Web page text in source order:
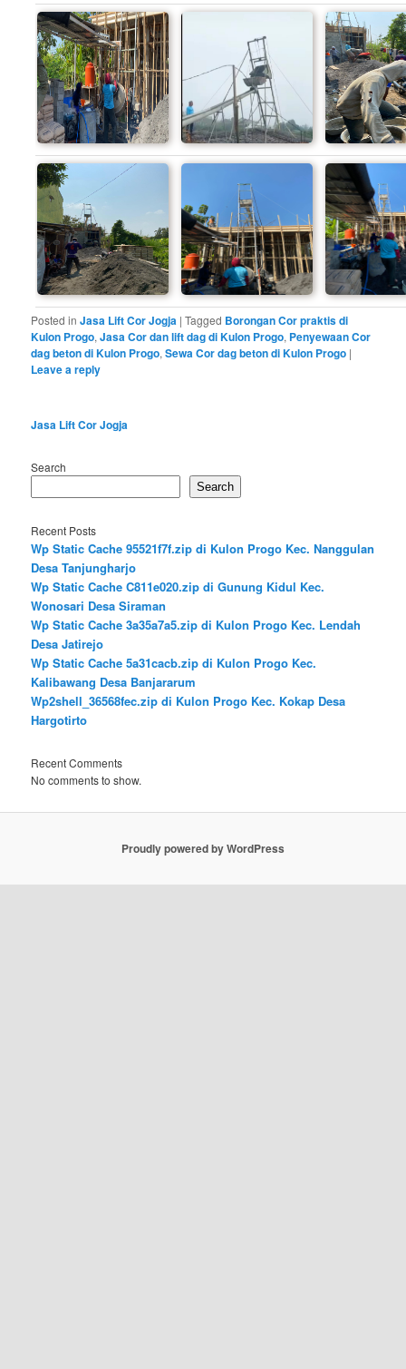
Posted in Jasa Lift Cor Jogja |Tagged Borongan Cor praktis di
Kulon Progo,Jasa Cor dan lift dag di Kulon Progo, Penyewaan Cor
dag beton di Kulon Progo,Sewa Cor dag beton di Kulon Progo |
Leave a reply
Jasa Lift Cor Jogja
Search
Search
Recent Posts
Wp Static Cache 95521f7f.zip di Kulon Progo Kec. Nanggulan
Desa Tanjungharjo
Wp Static Cache C811e020.zip di Gunung Kidul Kec.
Wonosari Desa Siraman
Wp Static Cache 3a35a7a5.zip di Kulon Progo Kec. Lendah
Desa Jatirejo
Wp Static Cache 5a31cacb.zip di Kulon Progo Kec.
Kalibawang Desa Banjararum
Wp2shell_36568fec.zip di Kulon Progo Kec. Kokap Desa
Hargotirto
Recent Comments
No comments to show.
Proudly powered by WordPress